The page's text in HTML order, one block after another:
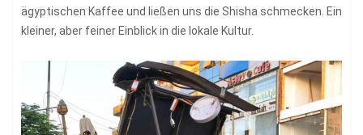
ägyptischen Kaffee und ließen uns die Shisha schmecken. Ein
kleiner, aber feiner Einblick in die lokale Kultur.